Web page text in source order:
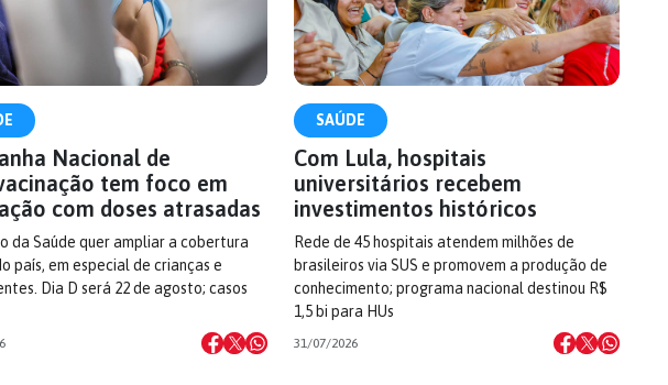
Nacional de
tem foco em
com doses atrasadas
da Saúde quer ampliar a cobertura
país, em especial de crianças e
Dia D será 22 de agosto; casos
SAÚDE
Com Lula, hospitais
universitários recebem
investimentos históricos
Rede de 45 hospitais atendem milhões de
brasileiros via SUS e promovem a produção de
conhecimento; programa nacional destinou R$
1,5 bi para HUs
31/07/2026